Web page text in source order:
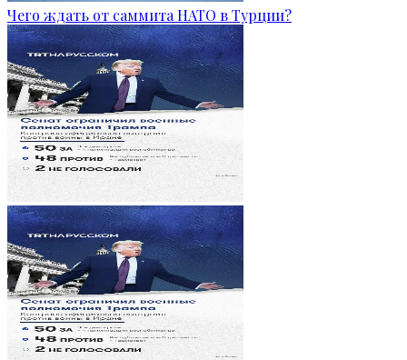
Чего ждать от саммита НАТО в Турции?